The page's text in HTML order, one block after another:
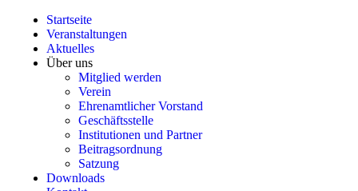
Startseite
Veranstaltungen
Aktuelles
Über uns
Mitglied werden
Verein
Ehrenamtlicher Vorstand
Geschäftsstelle
Institutionen und Partner
Beitragsordnung
Satzung
Downloads